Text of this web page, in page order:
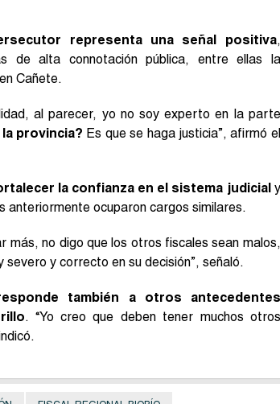
representa una señal positiva,
de alta connotación pública, entre ellas la
Cañete.
al parecer, yo no soy experto en la parte
provincia? Es que se haga justicia”, afirmó el
la confianza en el sistema judicial y
anteriormente ocuparon cargos similares.
más, no digo que los otros fiscales sean malos,
severo y correcto en su decisión”, señaló.
también a otros antecedentes
. “Yo creo que deben tener muchos otros